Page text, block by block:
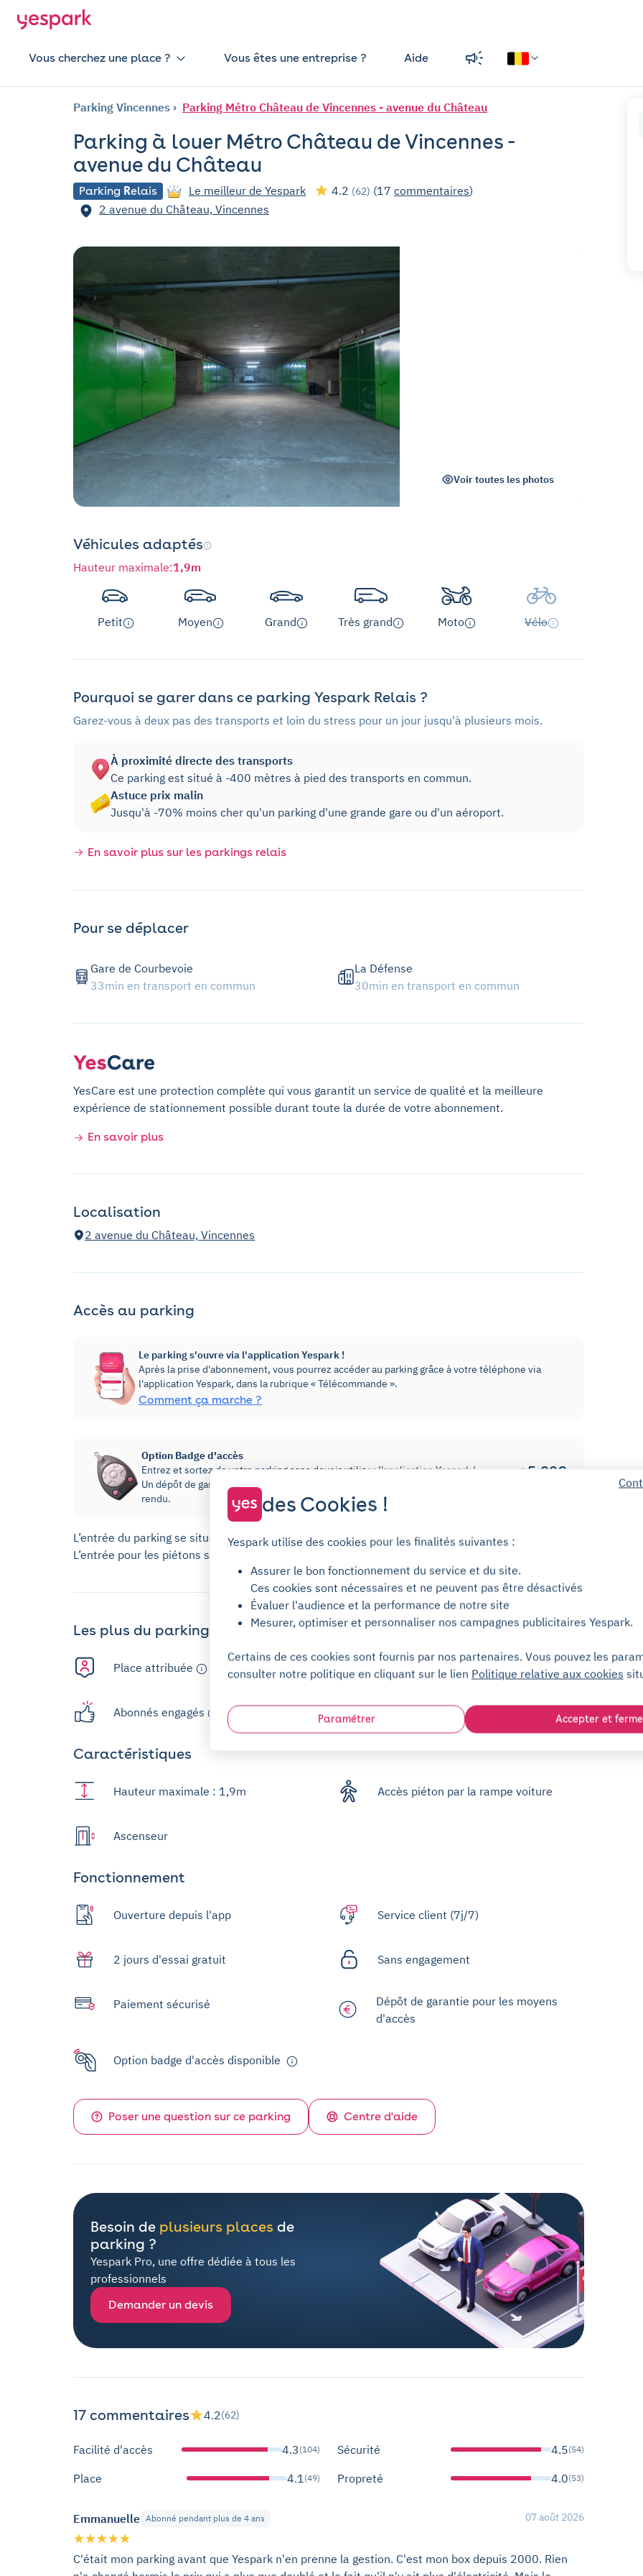
Vous cherchez une place ? Vous êtes une entreprise ? Aide
Parking Vincennes Parking Métro Château de Vincennes - avenue du Château
Parking à louer Métro Château de Vincennes -
avenue du Château
Parking Relais Le meilleur de Yespark 4.2 (62) (17 commentaires)
2 avenue du Château, Vincennes
Voir toutes les photos
Véhicules adaptés
Hauteur maximale:1,9m
Petit Moyen Grand Très grand Moto Vélo
Pourquoi se garer dans ce parking Yespark Relais ?
Garez-vous à deux pas des transports et loin du stress pour un jour jusqu'à plusieurs mois.
À proximité directe des transports
Ce parking est situé à -400 mètres à pied des transports en commun.
Astuce prix malin
Jusqu'à -70% moins cher qu'un parking d'une grande gare ou d'un aéroport.
En savoir plus sur les parkings relais
Pour se déplacer
Gare de Courbevoie
33min en transport en commun
La Défense
30min en transport en commun
YesCare est une protection complète qui vous garantit un service de qualité et la meilleure
expérience de stationnement possible durant toute la durée de votre abonnement.
En savoir plus
Localisation
2 avenue du Château, Vincennes
Accès au parking
Le parking s'ouvre via l'application Yespark !
Après la prise d'abonnement, vous pourrez accéder au parking grâce à votre téléphone via
l'application Yespark, dans la rubrique « Télécommande ».
Comment ça marche ?
Option Badge d'accès
Entrez et sortez de votre parking sans devoir utiliser l'application Yespark !
Un dépôt de garantie de 20€ sera prélevé puis restitué une fois le badge
rendu.
+5,00€
L’entrée du parking se situe au 2 avenue du Château.
L’entrée pour les piétons se situe au 16 avenue de Paris.
Les plus du parking
Place attribuée Accueillant
Abonnés engagés Parking souterrain
Caractéristiques
Hauteur maximale : 1,9m Accès piéton par la rampe voiture
Ascenseur
Fonctionnement
Ouverture depuis l'app Service client (7j/7)
2 jours d'essai gratuit Sans engagement
Paiement sécurisé
Dépôt de garantie pour les moyens
d'accès
Option badge d'accès disponible
Poser une question sur ce parking Centre d'aide
Besoin de plusieurs places de
parking ?
Yespark Pro, une offre dédiée à tous les
professionnels
Demander un devis
17 commentaires 4.2(62)
Facilité d'accès 4.3 (104) Sécurité 4.5(54)
Place 4.1 (49) Propreté 4.0(53)
Emmanuelle Abonné pendant plus de 4 ans 07 août 2026
C'était mon parking avant que Yespark n'en prenne la gestion. C'est mon box depuis 2000. Rien
des Cookies !
Yespark utilise des cookies pour les finalités suivantes :
Assurer le bon fonctionnement du service et du site.
Ces cookies sont nécessaires et ne peuvent pas être désactivés
Évaluer l'audience et la performance de notre site
Mesurer, optimiser et personnaliser nos campagnes publicitaires Yespark.
Certains de ces cookies sont fournis par nos partenaires. Vous pouvez les
consulter notre politique en cliquant sur le lien Politique relative aux cookies
Paramétrer Accepter et